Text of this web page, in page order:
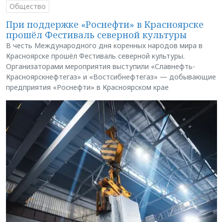
Общество
При поддержке «Роснефти» в Красноярске
прошёл Фестиваль северной культуры
В честь Международного дня коренных народов мира в
Красноярске прошёл Фестиваль северной культуры.
Организаторами мероприятия выступили «Славнефть-
Красноярскнефтегаз» и «Востсибнефтегаз» — добывающие
предприятия «Роснефти» в Красноярском крае